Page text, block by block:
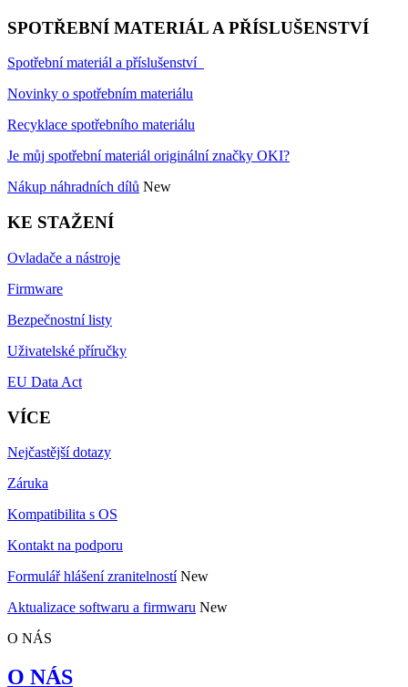
SPOTŘEBNÍ MATERIÁL A PŘÍSLUŠENSTVÍ
Spotřební materiál a příslušenství
Novinky o spotřebním materiálu
Recyklace spotřebního materiálu
Je můj spotřební materiál originální značky OKI?
Nákup náhradních dílů New
KE STAŽENÍ
Ovladače a nástroje
Firmware
Bezpečnostní listy
Uživatelské příručky
EU Data Act
VÍCE
Nejčastější dotazy
Záruka
Kompatibilita s OS
Kontakt na podporu
Formulář hlášení zranitelností New
Aktualizace softwaru a firmwaru New
O NÁS
O NÁS